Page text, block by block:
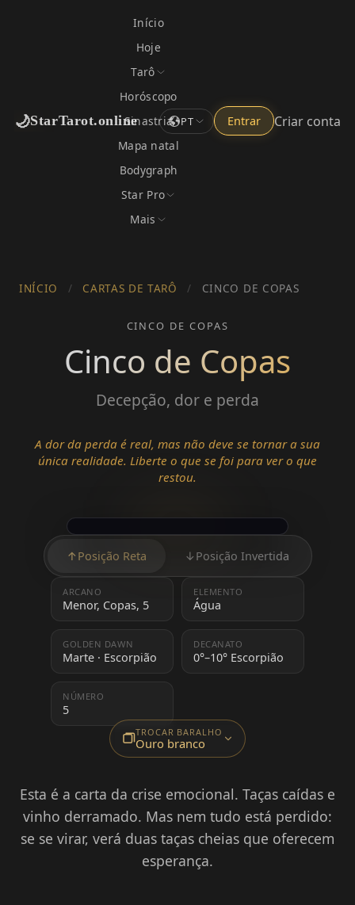
🌙StarTarot.online
Início
Hoje
Tarô
Horóscopo
Sinastria
Mapa natal
Bodygraph
Star Pro
Mais
PT Entrar Criar conta
INÍCIO / CARTAS DE TARÔ / CINCO DE COPAS
CINCO DE COPAS
Cinco de Copas
Decepção, dor e perda
A dor da perda é real, mas não deve se tornar a sua
única realidade. Liberte o que se foi para ver o que
restou.
↑ Posição Reta ↓ Posição Invertida
ARCANO
Menor, Copas, 5
ELEMENTO
Água
GOLDEN DAWN
Marte · Escorpião
DECANATO
0°–10° Escorpião
NÚMERO
5
TROCAR BARALHO
Ouro branco
Esta é a carta da crise emocional. Taças caídas e
vinho derramado. Mas nem tudo está perdido:
se se virar, verá duas taças cheias que oferecem
esperança.